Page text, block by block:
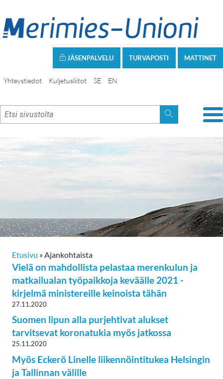
MATTINET
TURVAPOSTI
JÄSENPALVELU
Yhteystiedot Kuljetusliitot SE EN
Etusivu » Ajankohtaista
Vielä on mahdollista pelastaa merenkulun ja
matkailualan työpaikkoja keväälle 2021 -
kirjelmä ministereille keinoista tähän
27.11.2020
Suomen lipun alla purjehtivat alukset
tarvitsevat koronatukia myös jatkossa
25.11.2020
Myös Eckerö Linelle liikennöintitukea Helsingin
ja Tallinnan välille